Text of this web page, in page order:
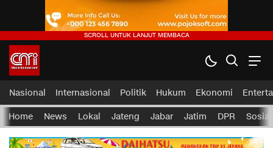
Nasional Internasional Politik Hukum Ekonomi
Home News Lokal Jateng Jabar Jatim DPR Sosial